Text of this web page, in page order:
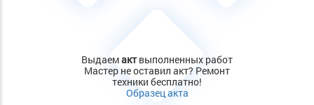
Выдаемактвыполненных работ
Мастер не оставил акт? Ремонт
техники бесплатно!
Образец акта